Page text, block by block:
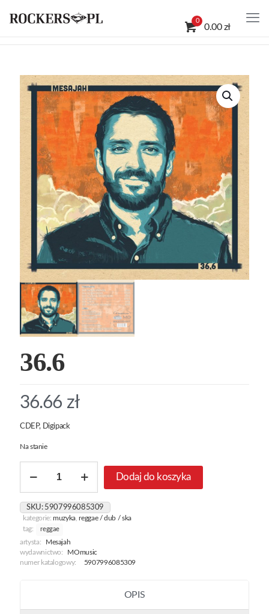
0
0.00 zł
36.6
36.66 zł
CDEP, Digipack
Na stanie
36.6
Dodaj do koszyka
SKU: 5907996085309
kategorie:muzyka,reggae / dub / ska
tag:
reggae
artysta:
Mesajah
wydawnictwo:
MOmusic
numer katalogowy:
5907996085309
OPIS